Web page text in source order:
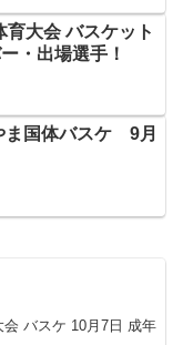
大会 バスケット
・出場選手！
ま国体バスケ 9月
バスケ 10月7日 成年